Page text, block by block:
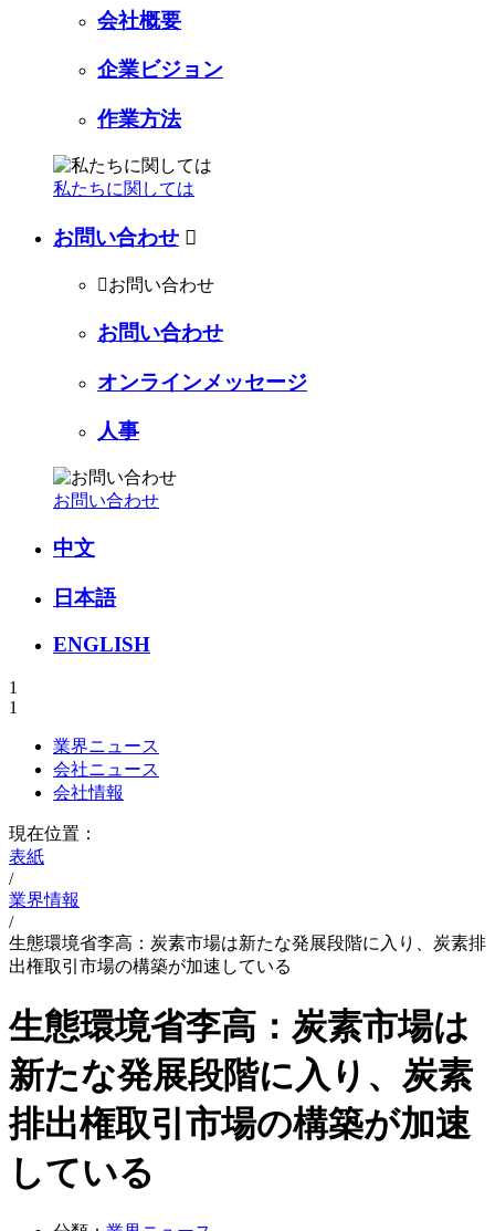
会社概要
企業ビジョン
作業方法
私たちに関しては
お問い合わせ 
お問い合わせ
お問い合わせ
オンラインメッセージ
人事
お問い合わせ
中文
日本語
ENGLISH
1
1
業界ニュース
会社ニュース
会社情報
現在位置：
表紙
/
業界情報
/
生態環境省李高：炭素市場は新たな発展段階に入り、炭素排
出権取引市場の構築が加速している
生態環境省李高：炭素市場は
新たな発展段階に入り、炭素
排出権取引市場の構築が加速
している